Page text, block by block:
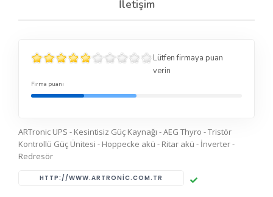
İletişim
Lütfen firmaya puan
verin
Firma puanı
ARTronic UPS - Kesintisiz Güç Kaynağı - AEG Thyro - Tristör
Kontrollü Güç Ünitesi - Hoppecke akü - Ritar akü - İnverter -
Redresör
HTTP://WWW.ARTRONIC.COM.TR